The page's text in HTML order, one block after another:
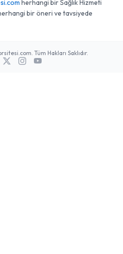
herhangi bir Sağlık Hizmeti
bir öneri ve tavsiyede
Tüm Hakları Saklıdır.